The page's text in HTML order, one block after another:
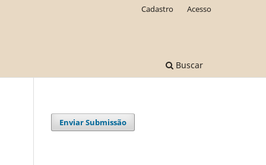
Buscar
Cadastro Acesso
Enviar Submissão